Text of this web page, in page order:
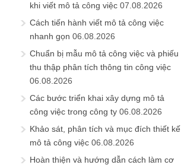
khi viết mô tả công việc 07.08.2026
Cách tiến hành viết mô tả công việc
nhanh gọn 06.08.2026
Chuẩn bị mẫu mô tả công việc và phiếu
thu thập phân tích thông tin công việc
06.08.2026
Các bước triển khai xây dựng mô tả
công việc trong công ty 06.08.2026
Khảo sát, phân tích và mục đích thiết kế
mô tả công việc 06.08.2026
Hoàn thiện và hướng dẫn cách làm cơ